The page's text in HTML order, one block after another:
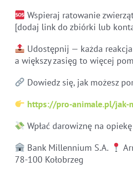
Wspieraj ratowanie
[dodaj link do zbiórki lub
Udostępnij — każda
a większy zasięg to więcej
Dowiedz się, jak możesz
https://pro-animale.pl/jak-
Wpłać darowiznę na
Bank Millennium S.A.
78-100 Kołobrzeg